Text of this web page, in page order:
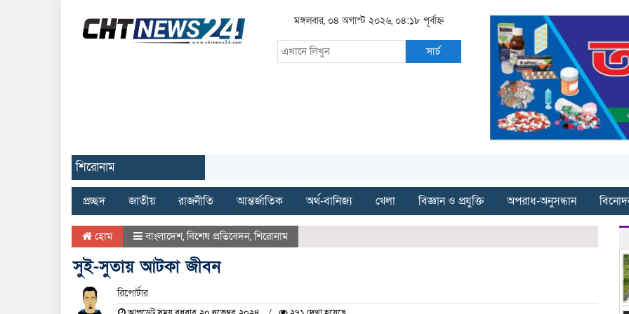
মঙ্গলবার, ০৪ অগাস্ট ২০২৬, ০৪:১৮ পূর্বাহ্ন
সার্চ
শিরোনাম
প্রচ্ছদ জাতীয় রাজনীতি আন্তর্জাতিক অর্থ-বানিজ্য খেলা বিজ্ঞান ও প্রযুক্তি অপরাধ-অনুসন্ধান
হোম বাংলাদেশ,বিশেষ প্রতিবেদন,শিরোনাম
সুই-সুতায় আটকা জীবন
রিপোর্টার